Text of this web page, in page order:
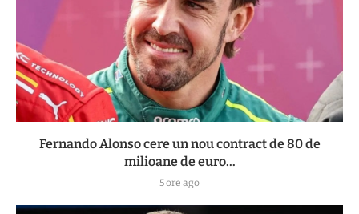
Fernando Alonso cere un nou contract de 80 de
milioane de euro...
5 ore ago